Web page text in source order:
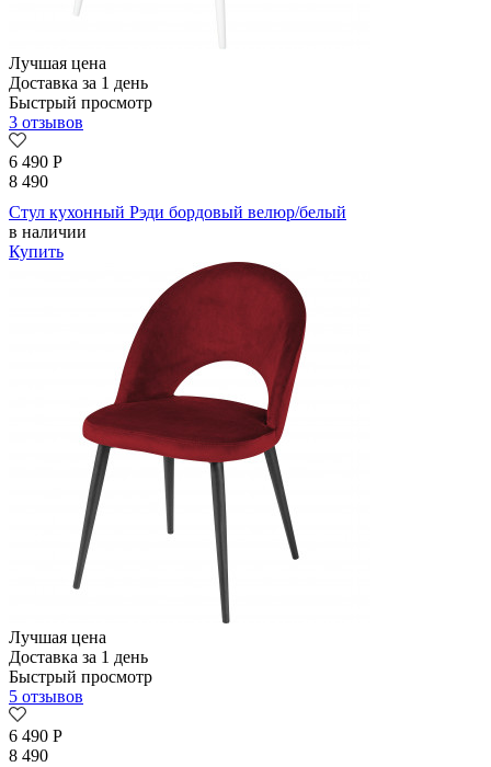
Лучшая цена
Доставка за 1 день
Быстрый просмотр
3 отзывов
6 490 Р
8 490
Стул кухонный Рэди бордовый велюр/белый
в наличии
Купить
Лучшая цена
Доставка за 1 день
Быстрый просмотр
5 отзывов
6 490 Р
8 490